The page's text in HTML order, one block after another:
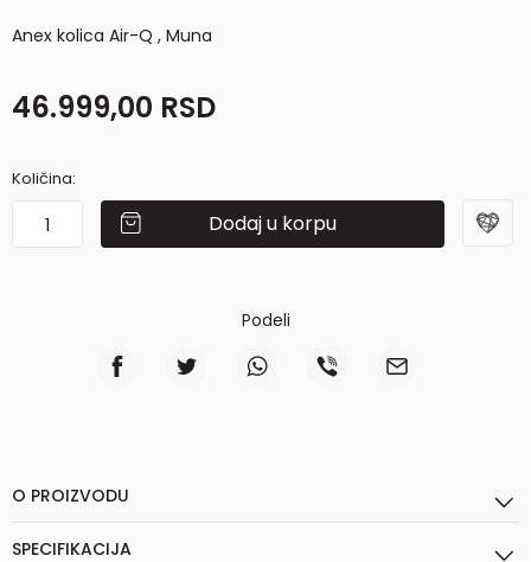
Anex kolica Air-Q , Muna
46.999,00 RSD
Količina:
Dodaj u korpu
Podeli
O PROIZVODU
SPECIFIKACIJA